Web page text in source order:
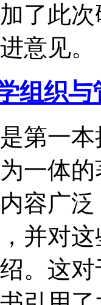
了此
意见。
组织与
第一
一体
容广
并对
。这